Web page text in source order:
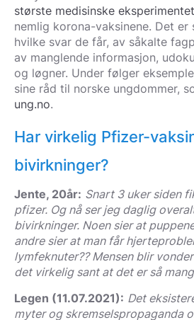
største medisinske
nemlig korona-vaksinene. Det er
hvilke svar de får, av såkalte
av manglende informasjon,
og løgner. Under følger
sine råd til norske ungdommer,
ung.no.
Har virkelig Pfizer-
bivirkninger?
Jente, 20år: Snart 3 uker siden
pfizer. Og nå ser jeg daglig
bivirkninger. Noen sier at
andre sier at man får
lymfeknuter?? Mensen blir
det virkelig sant at det er så
Legen (11.07.2021): Det
myter og skremselspropaganda